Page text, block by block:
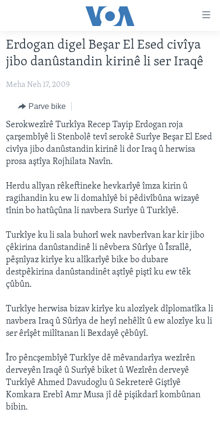
Yekser
here
naveroka
Yekser
serekî
Yekser
here
Lêgerînê
DESTPÊK
VÎDYO GALERÎ
FOTO GALERÎ
RADYO
HEVPEYVÎN
HERÊMÊN KURDAN
AMERÎKA
TIRKÎYE
SÛRÎYE
ÎRAQ
ROJHILATA NAVÎN
CÎHAN
ÇAND Û HUNER
SERNIVÎS
SORANÎ
FOLLOW US
Zimanên Din
Erdogan digel Beşar El Esed civîya
jibo danûstandin kirinê li ser Iraqê
Meha Neh 17, 2009
Parve bike
Serokwezîrê Turkîya Recep Tayip Erdogan roja
çarşembîyê li Stenbolê tevî serokê Surîye Beşar El Esed
civîya jibo danûstandin kirinê li dor Iraq û herwisa
prosa aştîya Rojhilata Navîn.
Herdu alîyan rêkeftineke hevkarîyê îmza kirin û
ragihandin ku ew li domahîyê bi pêdivîbûna wizayê
tînin bo hatûçûna li navbera Surîye û Turkîyê.
Turkîye ku li sala buhorî wek navberîvan kar kir jibo
çêkirina danûstandinê li nêvbera Sûrîye û Îsraîlê,
pêşnîyaz kirîye ku alîkarîyê bike bo dubare
destpêkirina danûstandinêt aştîyê piştî ku ew têk
çûbûn.
Turkîye herwisa bizav kirîye ku alozîyek dîplomatîka li
navbera Iraq û Sûrîya de heyî nehêlît û ew alozîye ku li
ser êrîşêt milîtanan li Bexdayê çêbûyî.
Îro pêncşembîyê Turkîye dê mêvandarîya wezîrên
derveyên Iraqê û Surîyê biket û Wezîrên derveyê
Turkîyê Ahmed Davudoglu û Sekreterê Giştîyê
Komkara Erebî Amr Musa jî dê pişikdarî kombûnan
bibin.